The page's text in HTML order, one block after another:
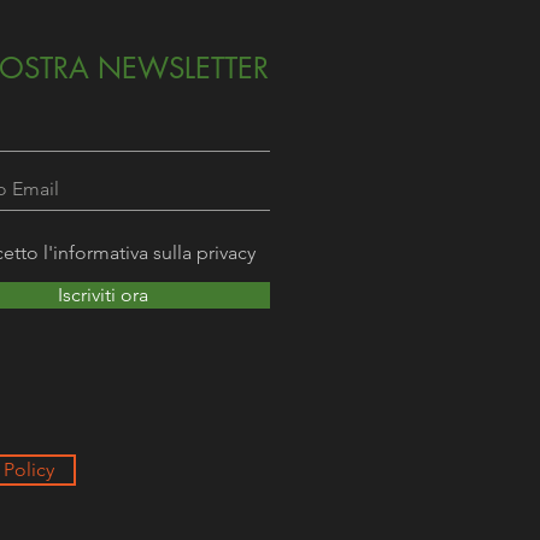
l'informativa sulla privacy
Iscriviti ora
NEWSLETTER